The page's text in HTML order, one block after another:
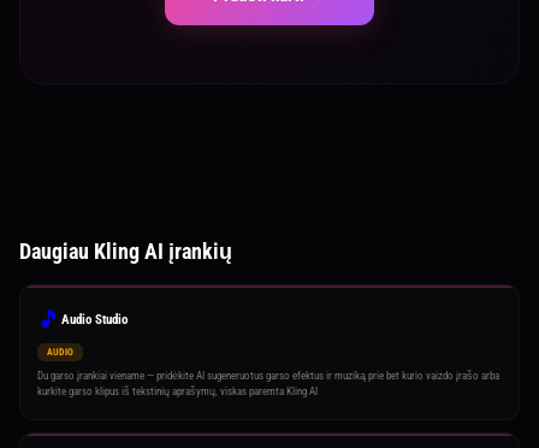
Daugiau Kling AI įrankių
🎵 Audio Studio
AUDIO
Du garso įrankiai viename — pridėkite AI sugeneruotus garso efektus ir muziką prie bet kurio vaizdo įrašo arba
kurkite garso klipus iš tekstinių aprašymų, viskas paremta Kling AI